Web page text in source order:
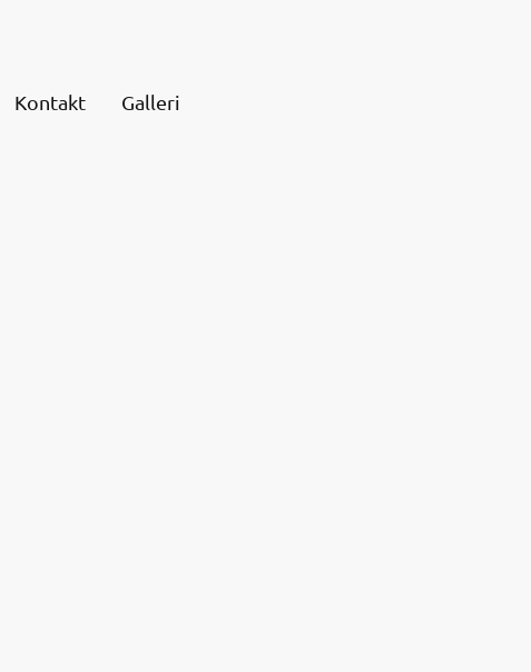
Kontakt
Galleri